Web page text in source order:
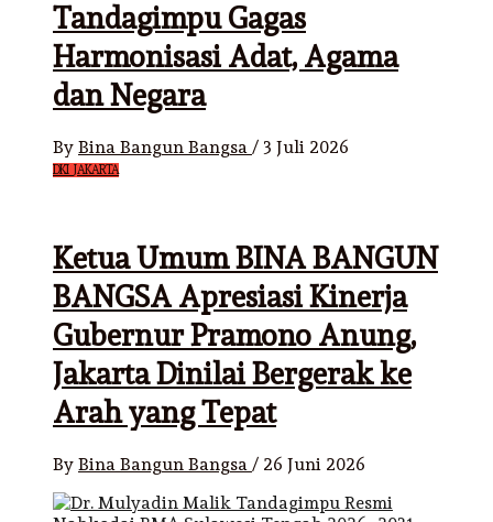
Tandagimpu Gagas
Harmonisasi Adat, Agama
dan Negara
By Bina Bangun Bangsa / 3 Juli 2026
DKI JAKARTA
Ketua Umum BINA BANGUN
BANGSA Apresiasi Kinerja
Gubernur Pramono Anung,
Jakarta Dinilai Bergerak ke
Arah yang Tepat
By Bina Bangun Bangsa / 26 Juni 2026